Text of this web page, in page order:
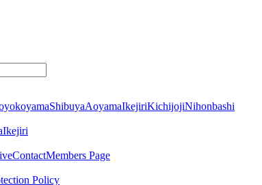
ShibuyaAoyamaIkejiriKichijojiNihonbashi
Ikejiri
ContactMembers Page
Policy